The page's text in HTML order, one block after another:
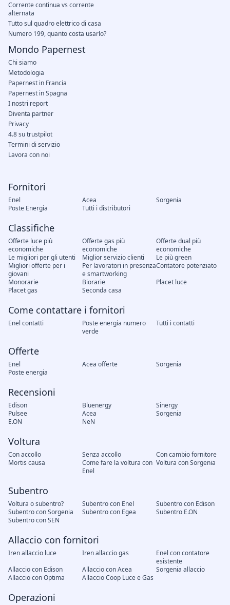
Fornitori
Enel Acea
Sorgenia
Poste Energia
Tutti i distributori
Classifiche
Offerte luce più
economiche
Offerte gas più
economiche
Offerte dual più
economiche
Le migliori per gli utenti
Miglior servizio clienti
Le più green
Migliori offerte per i
giovani
Per lavoratori in presenza
e smartworking
Contatore potenziato
Monorarie
Biorarie
Placet luce
Placet gas
Seconda casa
Come contattare i fornitori
Enel contatti
Poste energia numero
verde
Tutti i contatti
Offerte
Enel Acea offerte
Sorgenia
Poste energia
Recensioni
Edison Bluenergy
Sinergy
Pulsee
Acea
Sorgenia
E.ON
NeN
Voltura
Con accollo Senza accollo
Con cambio fornitore
Mortis causa
Come fare la voltura con
Enel
Voltura con Sorgenia
Subentro
Voltura o subentro? Subentro con Enel
Subentro con Edison
Subentro con Sorgenia
Subentro con Egea
Subentro E.ON
Subentro con SEN
Allaccio con fornitori
Iren allaccio luce Iren allaccio gas
Enel con contatore
esistente
Allaccio con Edison
Allaccio con Acea
Sorgenia allaccio
Allaccio con Optima
Allaccio Coop Luce e Gas
Operazioni
Corrente continua vs corrente
alternata
Tutto sul quadro elettrico di casa
Numero 199, quanto costa usarlo?
Mondo Papernest
Chi siamo
Metodologia
Papernest in Francia
Papernest in Spagna
I nostri report
Diventa partner
Privacy
4.8 su trustpilot
Termini di servizio
Lavora con noi